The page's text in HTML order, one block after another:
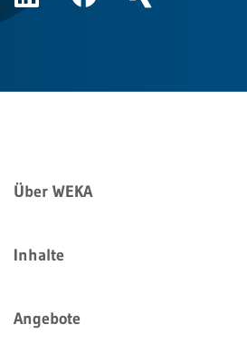
Über WEKA
Inhalte
Angebote